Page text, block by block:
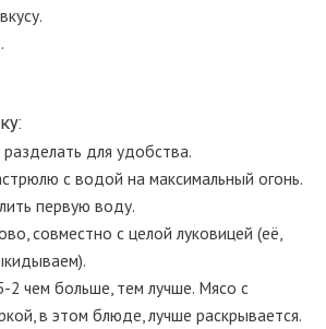
для удобства.
с водой на максимальный огонь.
первую воду.
совместно с целой луковицей (её,
2 чем больше, тем лучше. Мясо с
в этом блюде, лучше раскрывается.